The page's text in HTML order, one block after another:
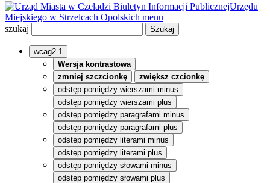
Biuletyn Informacji PublicznejUrzędu
Miejskiego w Strzelcach Opolskich menu
szukaj
wcag2.1
Wersja kontrastowa
zmniej szczcionkę
zwiększ czcionkę
odstęp pomiędzy wierszami minus
odstęp pomiędzy wierszami plus
odstęp pomiędzy paragrafami minus
odstęp pomiędzy paragrafami plus
odstęp pomiędzy literami minus
odstęp pomiędzy literami plus
odstęp pomiędzy słowami minus
odstęp pomiędzy słowami plus